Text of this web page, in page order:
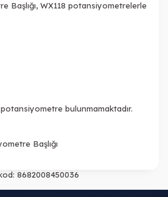
Başlığı, WX118 potansiyometrelerle
bulunmamaktadır.
Başlığı
8682008450036